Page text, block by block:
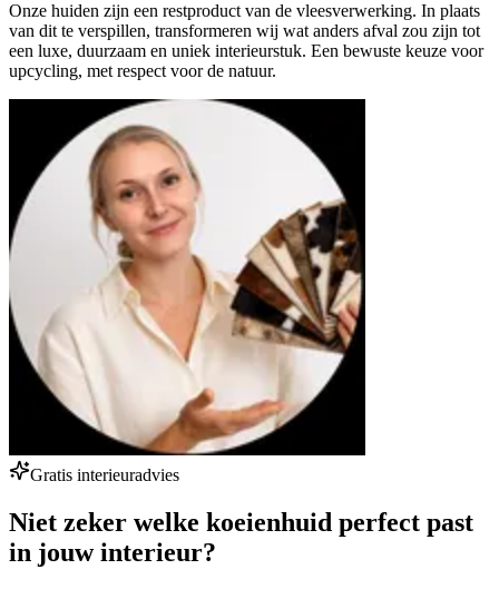
Onze huiden zijn een restproduct van de vleesverwerking. In plaats
van dit te verspillen, transformeren wij wat anders afval zou zijn tot
een luxe, duurzaam en uniek interieurstuk. Een bewuste keuze voor
upcycling, met respect voor de natuur.
Gratis interieuradvies
Niet zeker welke koeienhuid perfect past
in jouw interieur?